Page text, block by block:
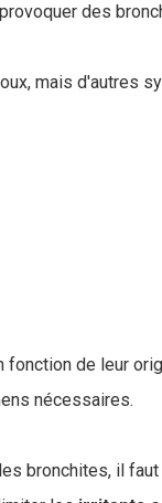
des
mais d'autres
de leur
nécessaires.
bronchites, il